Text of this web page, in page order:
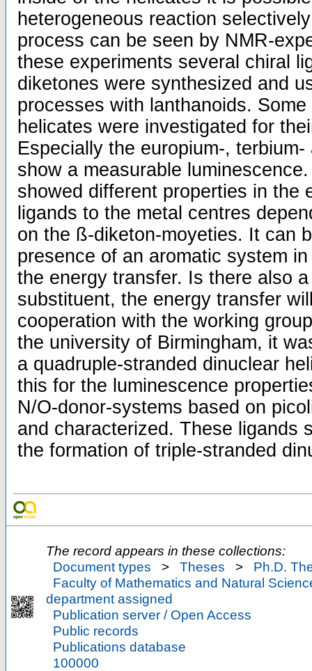
heterogeneous reaction
process can be seen by NMR-
these experiments several chiral
diketones were synthesized and
processes with lanthanoids.
helicates were investigated for
Especially the europium-,
show a measurable
showed different properties in the
ligands to the metal centres
on the ß-diketon-moyeties. It can
presence of an aromatic system
the energy transfer. Is there also
substituent, the energy transfer
cooperation with the working
the university of Birmingham, it
a quadruple-stranded dinuclear
this for the luminescence
N/O-donor-systems based on
and characterized. These ligands
the formation of triple-stranded
The record appears in these collections:
Document types
> Theses >
Ph.D.
Faculty of Mathematics and Natural
department assigned
Publication server / Open Access
Public records
Publications database
100000